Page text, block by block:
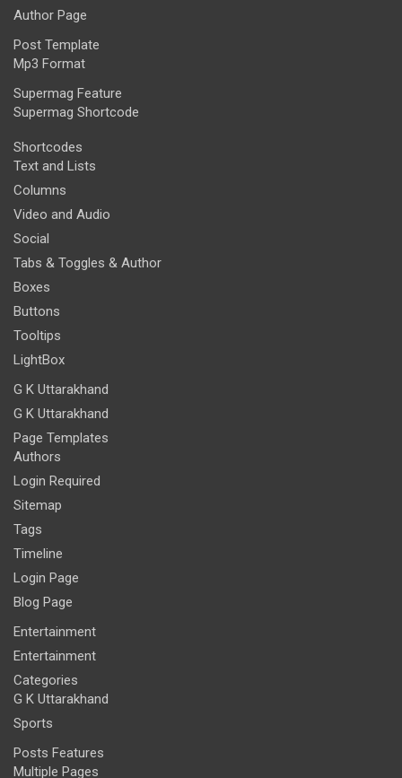
Author Page
Post Template
Mp3 Format
Supermag Feature
Supermag Shortcode
Shortcodes
Text and Lists
Columns
Video and Audio
Social
Tabs & Toggles & Author
Boxes
Buttons
Tooltips
LightBox
G K Uttarakhand
G K Uttarakhand
Page Templates
Authors
Login Required
Sitemap
Tags
Timeline
Login Page
Blog Page
Entertainment
Entertainment
Categories
G K Uttarakhand
Sports
Posts Features
Multiple Pages